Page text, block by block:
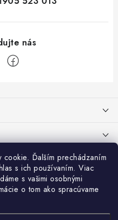
Ďalším prechádzaním
s ich používaním. Viac
s vašimi osobnými
o tom ako spracúvame